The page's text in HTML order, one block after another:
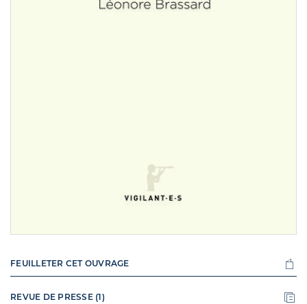
FEUILLETER CET OUVRAGE
REVUE DE PRESSE (1)